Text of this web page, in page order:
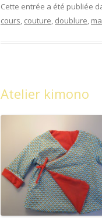
Cette entrée a été publiée
cours couture doublure
Atelier kimono